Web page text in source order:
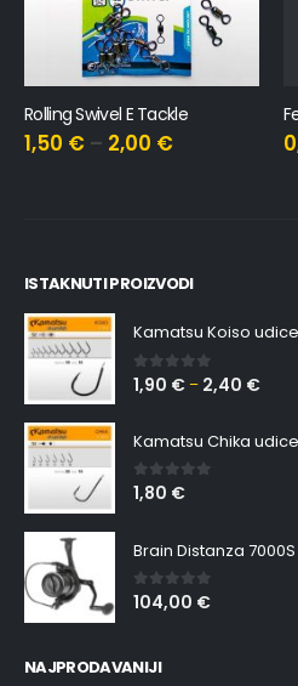
Rolling Swivel E Tackle
1,50 € – 2,00 €
ISTAKNUTI PROIZVODI
Kamatsu Koiso udice
0 out of 5
1,90 € – 2,40 €
Kamatsu Chika udice
0 out of 5
1,80 €
Brain Distanza 7000S
0out of 5
104,00 €
NAJPRODAVANIJI